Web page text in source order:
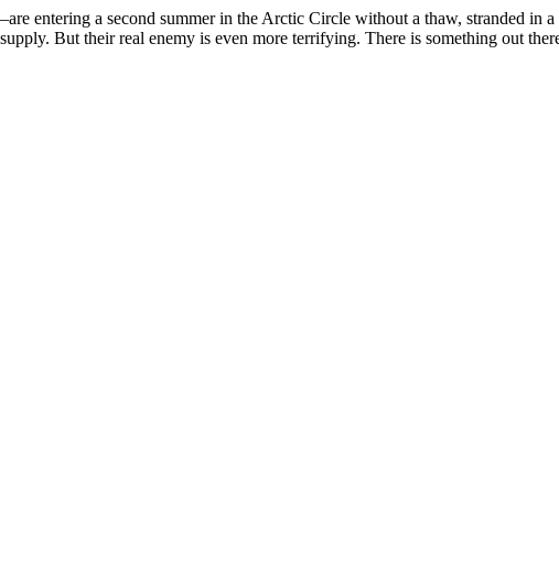
a second summer in the Arctic Circle without a thaw, stranded in a
But their real enemy is even more terrifying. There is something out